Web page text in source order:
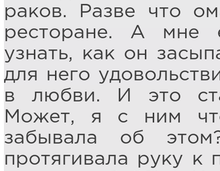
раков. Разве что
ресторане. А мне
узнать, как он
для него
в любви. И это
Может, я с ним
забывала об
протягивала руку к